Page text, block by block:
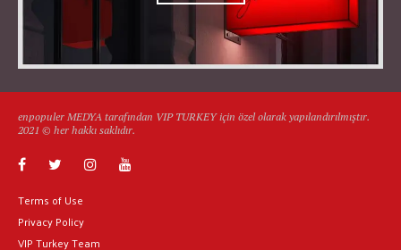
enpopuler MEDYA tarafından VIP TURKEY için özel olarak yapılandırılmıştır.
2021 © her hakkı saklıdır.
Terms of Use
Privacy Policy
VIP Turkey Team